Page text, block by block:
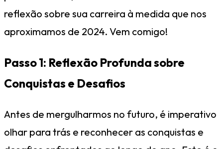
reflexão sobre sua carreira à medida que nos
aproximamos de 2024. Vem comigo!
Passo 1: Reflexão Profunda sobre
Conquistas e Desafios
Antes de mergulharmos no futuro, é imperativo
olhar para trás e reconhecer as conquistas e